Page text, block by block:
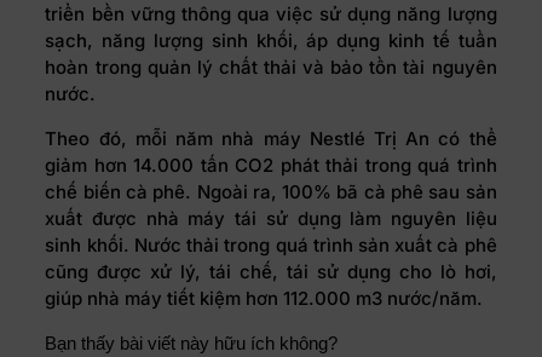
triển bền vững thông qua việc sử dụng năng lượng
sạch, năng lượng sinh khối, áp dụng kinh tế tuần
hoàn trong quản lý chất thải và bảo tồn tài nguyên
nước.
Theo đó, mỗi năm nhà máy Nestlé Trị An có thể
giảm hơn 14.000 tấn CO2 phát thải trong quá trình
chế biến cà phê. Ngoài ra, 100% bã cà phê sau sản
xuất được nhà máy tái sử dụng làm nguyên liệu
sinh khối. Nước thải trong quá trình sản xuất cà phê
cũng được xử lý, tái chế, tái sử dụng cho lò hơi,
giúp nhà máy tiết kiệm hơn 112.000 m3 nước/năm.
Bạn thấy bài viết này hữu ích không?